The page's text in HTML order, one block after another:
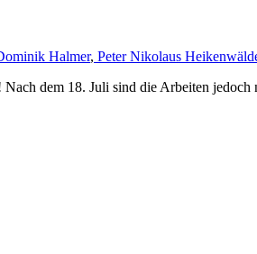
Halmer, Peter Nikolaus
dem 18. Juli sind die Arbeiten jedoch